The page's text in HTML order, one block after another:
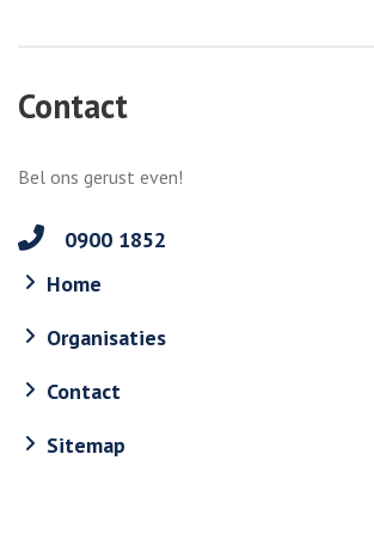
Contact
Bel ons gerust even!
0900 1852
Home
Organisaties
Contact
Sitemap